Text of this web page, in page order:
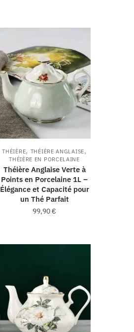
THÉIÈRE, THÉIÈRE ANGLAISE,
THÉIÈRE EN PORCELAINE
Théière Anglaise Verte à
Points en Porcelaine 1L –
Élégance et Capacité pour
un Thé Parfait
99,90€